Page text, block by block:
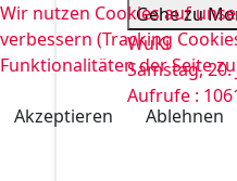
Gehe zu
WuKi
Samstag, 20.
Aufrufe :
Wir nutzen Cookies auf
verbessern (Tracking
Funktionalitäten der Seite
Akzeptieren
Ablehnen